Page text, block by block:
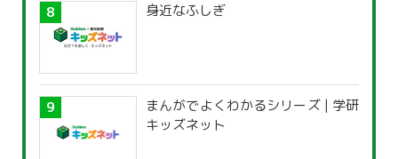
身近なふしぎ
まんがでよくわかるシリーズ | 学研
キッズネット